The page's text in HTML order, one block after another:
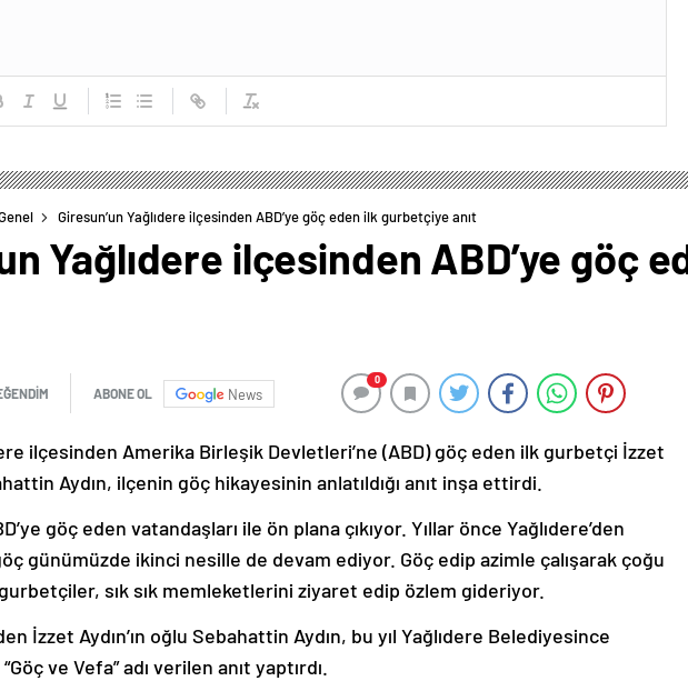
Giresun’un Yağlıdere ilçesinden ABD’ye göç eden ilk gurbetçiye anıt
Yağlıdere ilçesinden ABD’ye göç
ABONE OL News
0
ilçesinden Amerika Birleşik Devletleri’ne (ABD) göç eden ilk gurbetçi İzzet
Aydın, ilçenin göç hikayesinin anlatıldığı anıt inşa ettirdi.
göç eden vatandaşları ile ön plana çıkıyor. Yıllar önce Yağlıdere’den
günümüzde ikinci nesille de devam ediyor. Göç edip azimle çalışarak çoğu
sık sık memleketlerini ziyaret edip özlem gideriyor.
İzzet Aydın’ın oğlu Sebahattin Aydın, bu yıl Yağlıdere Belediyesince
ve Vefa” adı verilen anıt yaptırdı.